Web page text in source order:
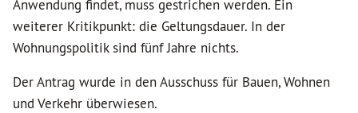
Anwendung findet, muss gestrichen werden. Ein
weiterer Kritikpunkt: die Geltungsdauer. In der
Wohnungspolitik sind fünf Jahre nichts.
Der Antrag wurde in den Ausschuss für Bauen, Wohnen
und Verkehr überwiesen.